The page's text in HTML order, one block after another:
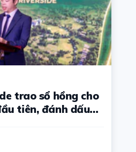
trao sổ hồng cho
tiên, đánh dấu